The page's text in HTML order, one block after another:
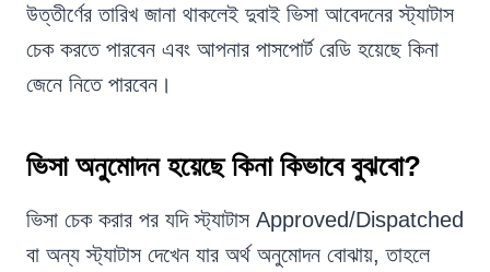
উত্তীর্ণের তারিখ জানা থাকলেই দুবাই ভিসা আবেদনের স্ট্যাটাস
চেক করতে পারবেন এবং আপনার পাসপোর্ট রেডি হয়েছে কিনা
জেনে নিতে পারবেন।
ভিসা অনুমোদন হয়েছে কিনা কিভাবে বুঝবো?
ভিসা চেক করার পর যদি স্ট্যাটাস Approved/Dispatched
বা অন্য স্ট্যাটাস দেখেন যার অর্থ অনুমোদন বোঝায়, তাহলে